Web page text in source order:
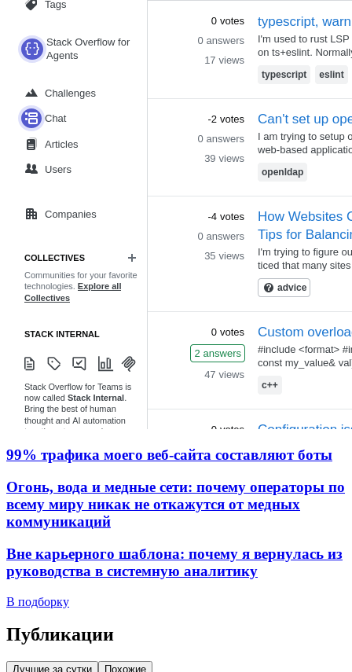
99% трафика моего веб‑сайта составляют боты
Огонь, вода и медные сети: почему операторы по
всему миру никак не откажутся от медных
коммуникаций
Вне карьерного шаблона: почему я вернулась из
руководства в системную аналитику
В подборку
Публикации
Лучшие за сутки Похожие